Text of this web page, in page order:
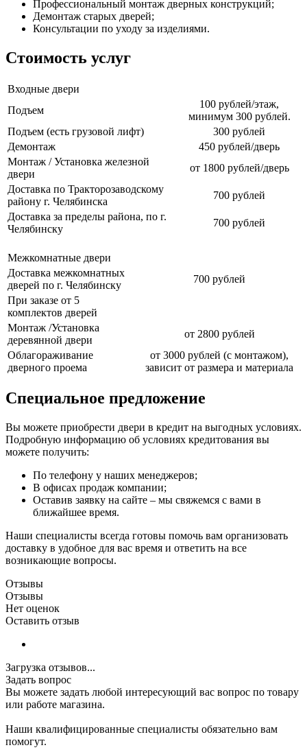
Профессиональный монтаж дверных конструкций;
Демонтаж старых дверей;
Консультации по уходу за изделиями.
Стоимость услуг
Входные двери
Подъем
100 рублей/этаж,
минимум 300 рублей.
Подъем (есть грузовой лифт)
300 рублей
Демонтаж
450 рублей/дверь
Монтаж / Установка железной
двери
от 1800 рублей/дверь
Доставка по Тракторозаводскому
району г. Челябинска
700 рублей
Доставка за пределы района, по г.
Челябинску
700 рублей
Межкомнатные двери
Доставка межкомнатных
дверей по г. Челябинску
700 рублей
При заказе от 5
комплектов дверей
Монтаж /Установка
деревянной двери
от 2800 рублей
Облагораживание
дверного проема
от 3000 рублей (с монтажом),
зависит от размера и материала
Специальное предложение
Вы можете приобрести двери в кредит на выгодных условиях.
Подробную информацию об условиях кредитования вы
можете получить:
По телефону у наших менеджеров;
В офисах продаж компании;
Оставив заявку на сайте – мы свяжемся с вами в
ближайшее время.
Наши специалисты всегда готовы помочь вам организовать
доставку в удобное для вас время и ответить на все
возникающие вопросы.
Отзывы
Отзывы
Нет оценок
Оставить отзыв
Загрузка отзывов...
Задать вопрос
Вы можете задать любой интересующий вас вопрос по товару
или работе магазина.
Наши квалифицированные специалисты обязательно вам
помогут.